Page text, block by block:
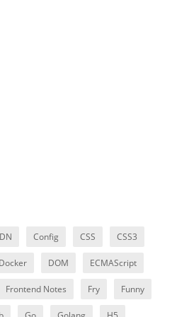
Config CSS CSS3
Docker DOM ECMAScript
Frontend Notes Fry Funny